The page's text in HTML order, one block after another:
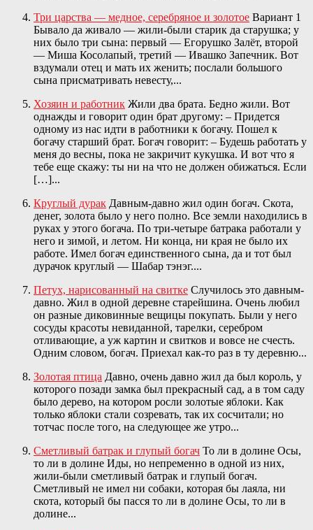
Три царства — медное, серебряное и золотое Вариант 1
Бывало да живало — жили-были старик да старушка; у
них было три сына: первый — Егорушко Залёт, второй
— Миша Косолапый, третий — Ивашко Запечник. Вот
вздумали отец и мать их женить; послали большого
сына присматривать невесту,...
Хозяин и работник Жили два брата. Бедно жили. Вот
однажды и говорит один брат другому: – Придется
одному из нас идти в работники к богачу. Пошел к
богачу старший брат. Богач говорит: – Будешь работать у
меня до весны, пока не закричит кукушка. И вот что я
тебе еще скажу: ты ни на что не должен обижаться. Если
[…]...
Круглый дурак Давным-давно жил один богач. Скота,
денег, золота было у него полно. Все земли находились в
руках у этого богача. По три-четыре батрака работали у
него и зимой, и летом. Ни конца, ни края не было их
работе. Имел богач единственного сына, да и тот был
дурачок круглый — Шабар тэнэг....
Петух, нарисованный на свитке Случилось это давным-
давно. Жил в одной деревне старейшина. Очень любил
он разные диковинные вещицы покупать. Были у него
сосуды красоты невиданной, тарелки, серебром
отливающие, а уж картин и свитков и вовсе не счесть.
Одним словом, богач. Приехал как-то раз в ту деревню...
Золотая птица Давно, очень давно жил да был король, у
которого позади замка был прекрасный сад, а в том саду
было дерево, на котором росли золотые яблоки. Как
только яблоки стали созревать, так их сосчитали; но
тотчас после того, на следующее же утро...
Сметливый батрак и глупый богач То ли в долине Осы,
то ли в долине Иды, но непременно в одной из них,
жили-были сметливый батрак и глупый богач.
Сметливый не имел ни собаки, которая бы лаяла, ни
скота, который бы пасся то ли в долине Осы, то ли в
долине...